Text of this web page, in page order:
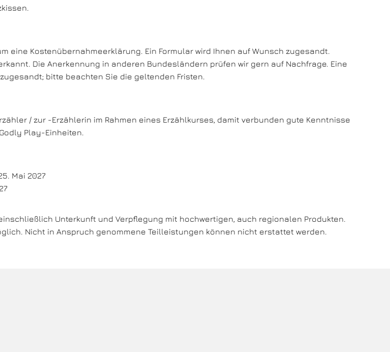
eine Kostenübernahmeerklärung. Ein Formular wird Ihnen auf Wunsch zugesandt.
Die Anerkennung in anderen Bundesländern prüfen wir gern auf Nachfrage. Eine
bitte beachten Sie die geltenden Fristen.
/ zur -Erzählerin im Rahmen eines Erzählkurses, damit verbunden gute Kenntnisse
Play-Einheiten.
Mai 2027
Unterkunft und Verpflegung mit hochwertigen, auch regionalen Produkten.
Nicht in Anspruch genommene Teilleistungen können nicht erstattet werden.